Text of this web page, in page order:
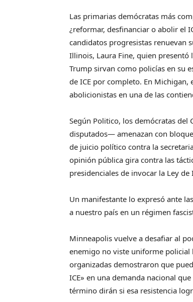
Las primarias demócratas más
¿reformar, desfinanciar o abolir el
candidatos progresistas renuevan
Illinois, Laura Fine, quien presentó
Trump sirvan como policías en su
de ICE por completo. En
abolicionistas en una de las
Según Politico, los demócratas
disputados— amenazan con
de juicio político contra la
opinión pública gira contra las
presidenciales de invocar la Ley
Un manifestante lo expresó ante
a nuestro país en un régimen
Minneapolis vuelve a desafiar al
enemigo no viste uniforme policial
organizadas demostraron que
ICE» en una demanda nacional
término dirán si esa resistencia